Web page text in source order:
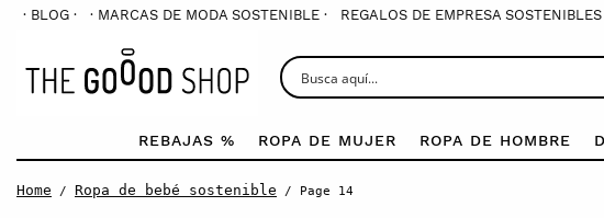
· BLOG · · MARCAS DE MODA SOSTENIBLE · REGALOS DE EMPRESA SOSTENIBLES
REBAJAS % ROPA DE MUJER ROPA DE HOMBRE
Home / Ropa de bebé sostenible / Page 14